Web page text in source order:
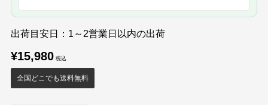
出荷目安日：1～2営業日以内の出荷
販
売
価
格
¥15,980
全国どこでも送料無料